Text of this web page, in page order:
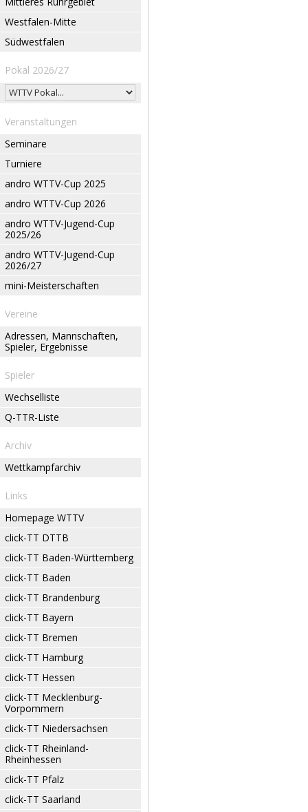
Westfalen-Mitte
Südwestfalen
Pokal 2026/27
Veranstaltungen
Seminare
Turniere
andro WTTV-Cup 2025
andro WTTV-Cup 2026
andro WTTV-Jugend-Cup
2025/26
andro WTTV-Jugend-Cup
2026/27
mini-Meisterschaften
Vereine
Adressen, Mannschaften,
Spieler, Ergebnisse
Spieler
Wechselliste
Q-TTR-Liste
Archiv
Wettkampfarchiv
Links
Homepage WTTV
click-TT DTTB
click-TT Baden-Württemberg
click-TT Baden
click-TT Brandenburg
click-TT Bayern
click-TT Bremen
click-TT Hamburg
click-TT Hessen
click-TT Mecklenburg-
Vorpommern
click-TT Niedersachsen
click-TT Rheinland-
Rheinhessen
click-TT Pfalz
click-TT Saarland